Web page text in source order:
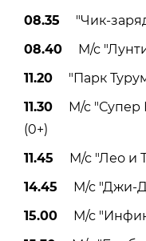
08.35 "Чик-
08.40 М/с
11.20 "Парк
11.30 М/с "Супер
(0+)
11.45 М/с "Лео и
14.45 М/с "Джи-
15.00 М/с